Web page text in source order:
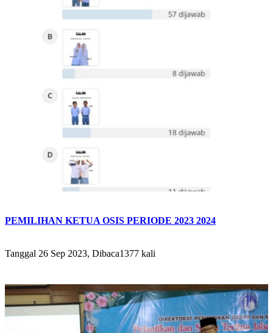
PEMILIHAN KETUA OSIS PERIODE 2023 2024
Tanggal 26 Sep 2023, Dibaca1377 kali